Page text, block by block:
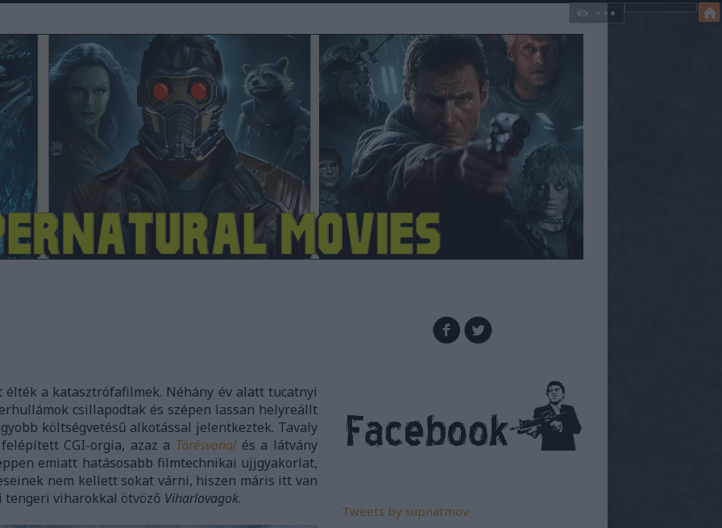
a katasztrófafilmek. Néhány év alatt tucatnyi
csillapodtak és szépen lassan helyreállt
költségvetésű alkotással jelentkeztek. Tavaly
CGI-orgia, azaz a Törésvonal és a látvány
emiatt hatásosabb filmtechnikai ujjgyakorlat,
nem kellett sokat várni, hiszen máris itt van
tengeri viharokkal ötvöző Viharlovagok.
Tweets by supnatmov